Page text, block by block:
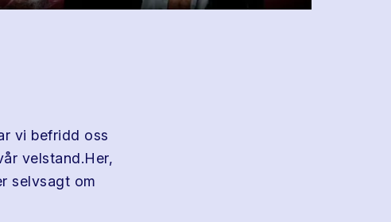
vi befridd oss
velstand.Her,
selvsagt om